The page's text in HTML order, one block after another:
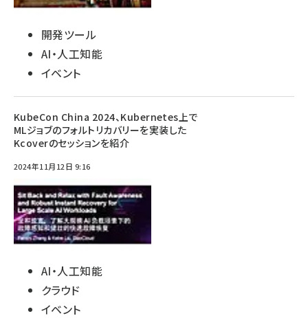
開発ツール
AI・人工知能
イベント
KubeCon China 2024、Kubernetes上で
MLジョブのフォルトリカバリーを実装した
Kcoverのセッションを紹介
2024年11月12日 9:16
AI・人工知能
クラウド
イベント